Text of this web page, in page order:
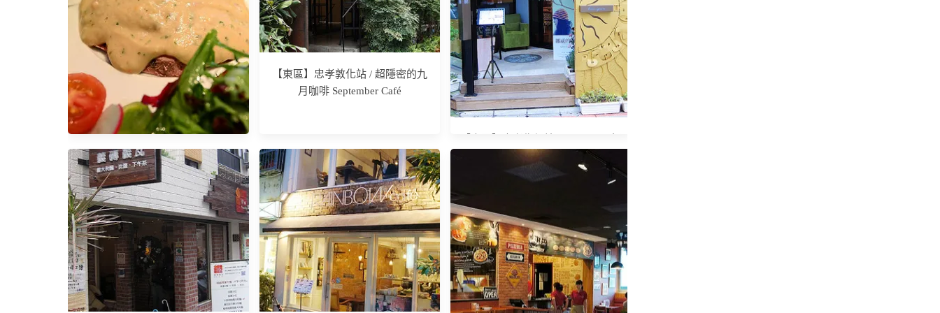
南京復興站 / 台北威斯汀六福皇宮
DANIELI'S丹耶澧義大利餐廳。餐
桌上的小花園
【東區】忠孝敦化站 / 超隱密的九
月咖啡 September Café
時光迴廊 下午茶